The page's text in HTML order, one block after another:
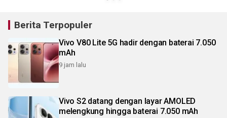
Berita Terpopuler
Vivo V80 Lite 5G hadir dengan baterai 7.050
mAh
9 jam lalu
Vivo S2 datang dengan layar AMOLED
melengkung hingga baterai 7.050 mAh